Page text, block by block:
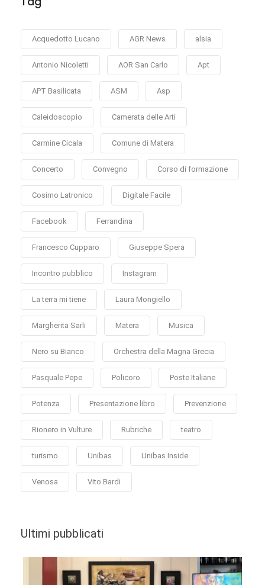
Acquedotto Lucano AGR News alsia
Antonio Nicoletti AOR San Carlo Apt
APT Basilicata ASM Asp
Caleidoscopio Camerata delle Arti
Carmine Cicala Comune di Matera
Concerto Convegno Corso di formazione
Cosimo Latronico Digitale Facile
Facebook Ferrandina
Francesco Cupparo Giuseppe Spera
Incontro pubblico Instagram
La terra mi tiene Laura Mongiello
Margherita Sarli Matera Musica
Nero su Bianco Orchestra della Magna Grecia
Pasquale Pepe Policoro Poste Italiane
Potenza Presentazione libro Prevenzione
Rionero in Vulture Rubriche teatro
turismo Unibas Unibas Inside
Venosa Vito Bardi
Ultimi pubblicati